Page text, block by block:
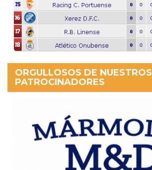
ORGULLOSOS DE NUESTROS
PATROCINADORES